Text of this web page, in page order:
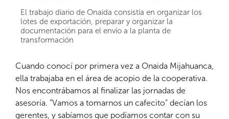
El trabajo diario de Onaida consistía en organizar los
lotes de exportación, preparar y organizar la
documentación para el envío a la planta de
transformación
Cuando conocí por primera vez a Onaida Mijahuanca,
ella trabajaba en el área de acopio de la cooperativa.
Nos encontrábamos al finalizar las jornadas de
asesoría. “Vamos a tomarnos un cafecito” decían los
gerentes, y sabíamos que podíamos contar con su